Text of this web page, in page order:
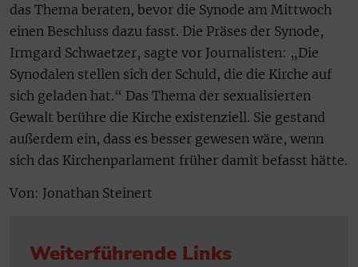
das Thema beraten, bevor die Synode am Mittwoch
einen Beschluss dazu fasst. Die Präses der Synode,
Irmgard Schwaetzer, sagte vor Journalisten: „Die
Synodalen stellen sich der Schuld, die die Kirche auf
sich geladen hat.“ Das Thema der sexualisierten
Gewalt berühre die Kirche existenziell. Sie gestand
außerdem ein, dass es besser gewesen wäre, wenn
sich das Kirchenparlament früher damit befasst hätte.
Von: Jonathan Steinert
Weiterführende Links